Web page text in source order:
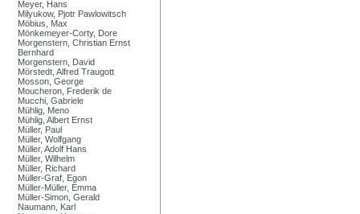
Meyer, Hans
Milyukow, Pjotr Pawlowitsch
Möbius, Max
Mönkemeyer-Corty, Dore
Morgenstern, Christian Ernst
Bernhard
Morgenstern, David
Mörstedt, Alfred Traugott
Mosson, George
Moucheron, Frederik de
Mucchi, Gabriele
Mühlig, Meno
Mühlig, Albert Ernst
Müller, Paul
Müller, Wolfgang
Müller, Adolf Hans
Müller, Wilhelm
Müller, Richard
Müller-Graf, Egon
Müller-Müller, Emma
Müller-Simon, Gerald
Naumann, Karl